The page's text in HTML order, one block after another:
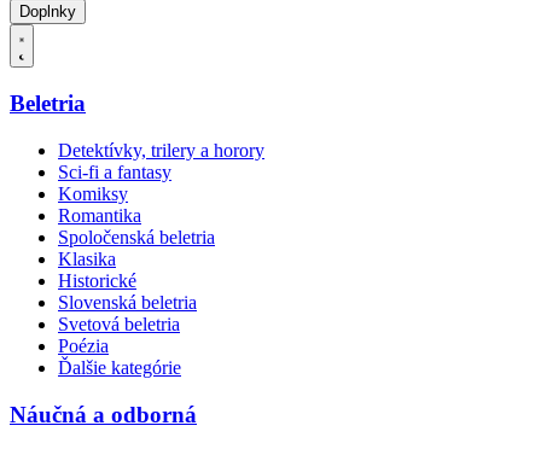
Doplnky
Beletria
Detektívky, trilery a horory
Sci-fi a fantasy
Komiksy
Romantika
Spoločenská beletria
Klasika
Historické
Slovenská beletria
Svetová beletria
Poézia
Ďalšie kategórie
Náučná a odborná